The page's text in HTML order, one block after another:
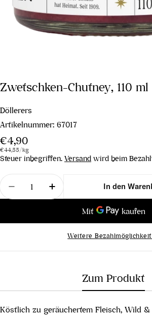
Zwetschken-Chutney, 110 ml
Döllerers
Artikelnummer: 67017
Regulärer
Preis
€4,90
Stückpreis
€44,55/pro
kg
Steuer inbegriffen. Versand wird beim
Menge
Menge für Zwetschken-
Menge für
In den
Weitere
Zum Produkt
Köstlich zu geräuchertem Fleisch, Wild &